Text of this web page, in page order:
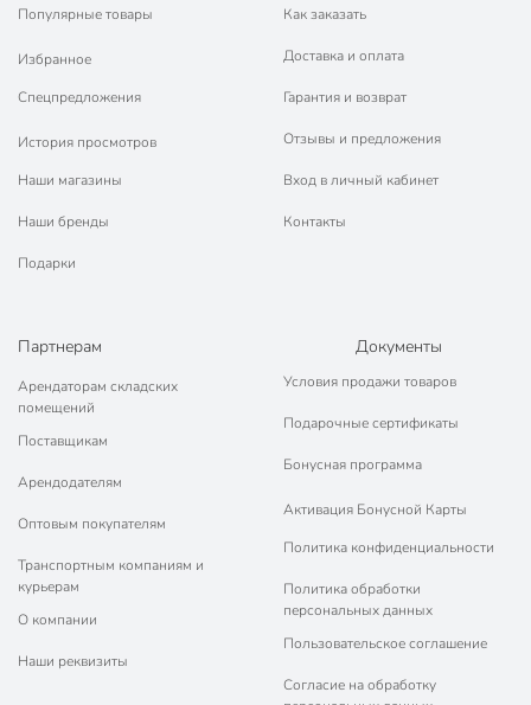
Популярные товары
Избранное
Спецпредложения
История просмотров
Наши магазины
Наши бренды
Подарки
Как заказать
Доставка и оплата
Гарантия и возврат
Отзывы и предложения
Вход в личный кабинет
Контакты
Партнерам
Арендаторам складских
помещений
Поставщикам
Арендодателям
Оптовым покупателям
Транспортным компаниям и
курьерам
О компании
Наши реквизиты
Документы
Условия продажи товаров
Подарочные сертификаты
Бонусная программа
Активация Бонусной Карты
Политика конфиденциальности
Политика обработки
персональных данных
Пользовательское соглашение
Согласие на обработку